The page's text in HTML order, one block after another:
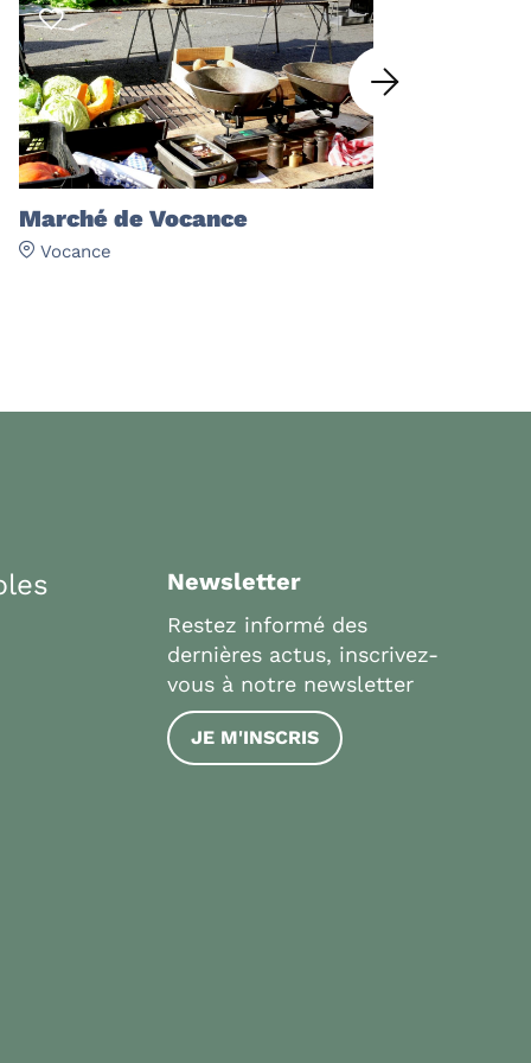
Marché de Vocance
Vocance
Newsletter
Restez informé des
dernières actus, inscrivez-
vous à notre newsletter
JE M'INSCRIS